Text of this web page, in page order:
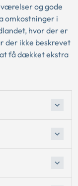
og gode
omkostninger i
hvor der er
der ikke beskrevet
få dækket ekstra